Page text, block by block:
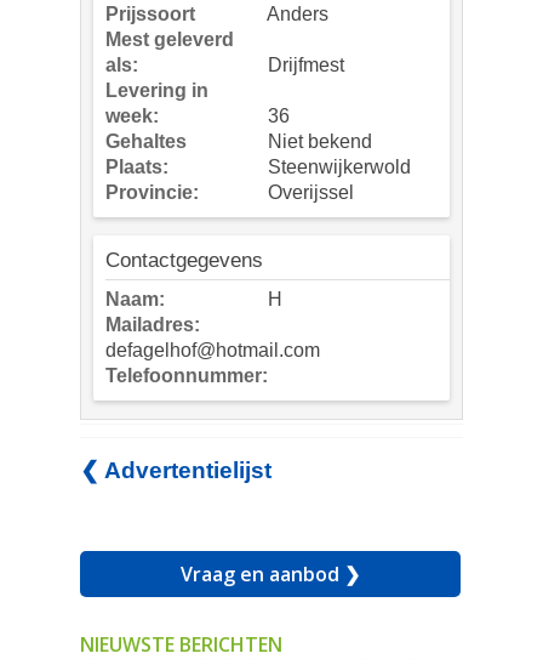
Prijssoort
Anders
Mest geleverd
als:
Drijfmest
Levering in
week:
36
Gehaltes
Niet bekend
Plaats:
Steenwijkerwold
Provincie:
Overijssel
Contactgegevens
Naam:
H
Mailadres:
defagelhof@hotmail.com
Telefoonnummer:
❮ Advertentielijst
Vraag en aanbod ❯
NIEUWSTE BERICHTEN